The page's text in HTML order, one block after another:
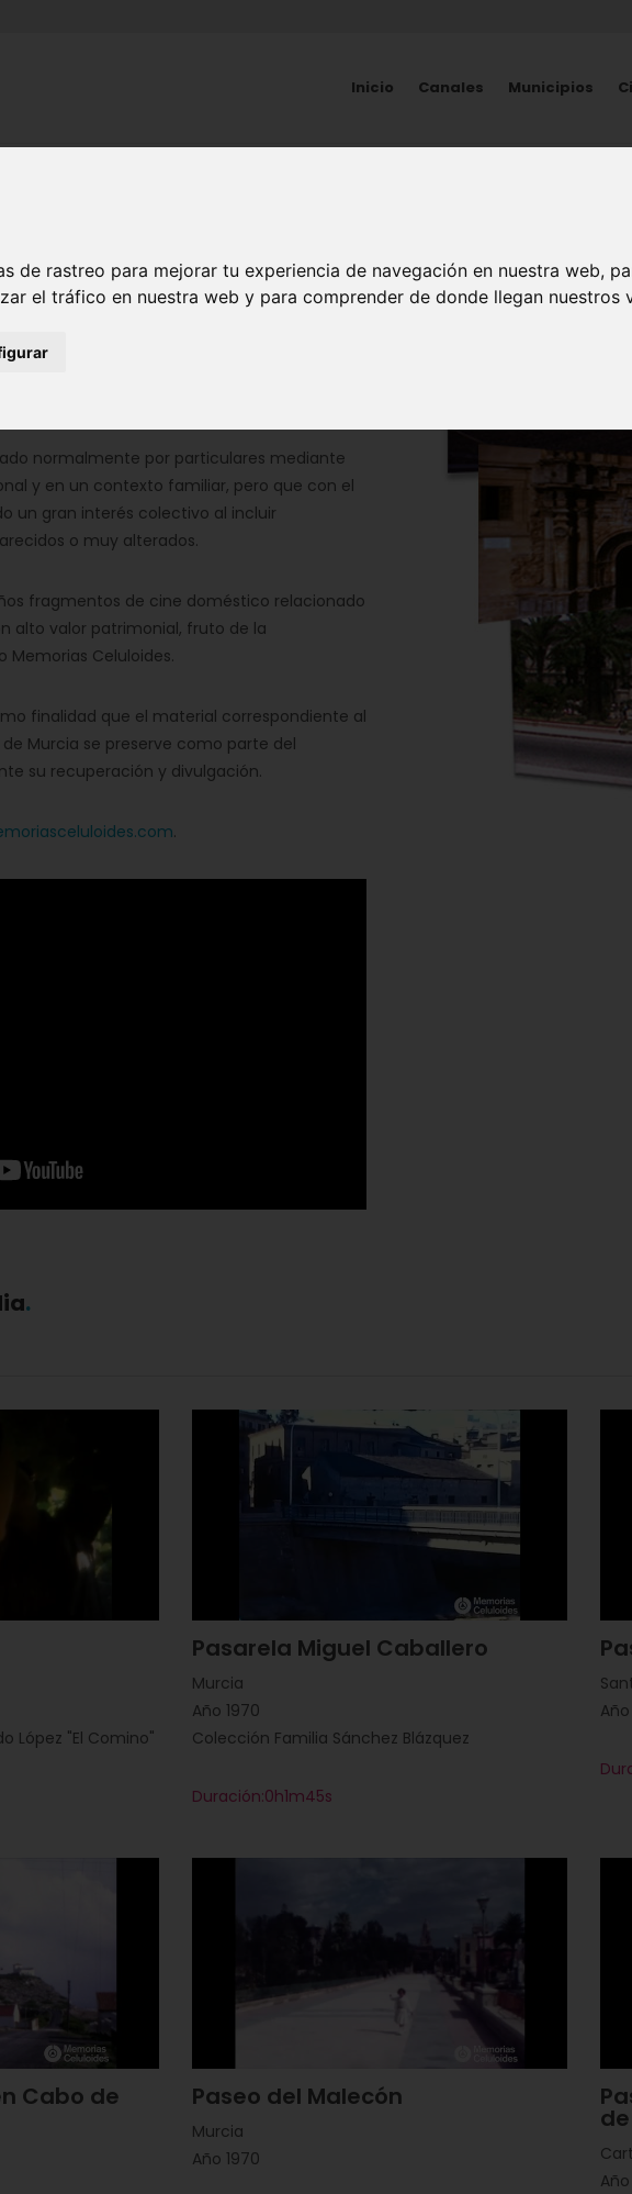
de rastreo para mejorar tu experiencia de navegación en nuestra web,
el tráfico en nuestra web y para comprender de donde llegan nuestros
Inicio Canales Municipios
normalmente por particulares mediante
y en un contexto familiar, pero que con el
un gran interés colectivo al incluir
o muy alterados.
fragmentos de cine doméstico relacionado
alto valor patrimonial, fruto de la
Celuloides.
finalidad que el material correspondiente al
Murcia se preserve como parte del
su recuperación y divulgación.
.
López "El Comino"
Pasarela Miguel Caballero
Murcia
Año 1970
Colección Familia Sánchez Blázquez
Duración:0h1m45s
Cabo de Paseo del Malecón
Murcia
Año 1970